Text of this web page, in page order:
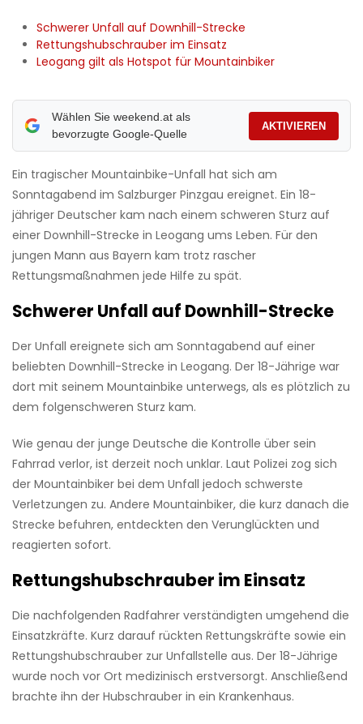
Schwerer Unfall auf Downhill-Strecke
Rettungshubschrauber im Einsatz
Leogang gilt als Hotspot für Mountainbiker
Wählen Sie weekend.at als
bevorzugte Google-Quelle
AKTIVIEREN
Ein tragischer Mountainbike-Unfall hat sich am
Sonntagabend im Salzburger Pinzgau ereignet. Ein 18-
jähriger Deutscher kam nach einem schweren Sturz auf
einer Downhill-Strecke in Leogang ums Leben. Für den
jungen Mann aus Bayern kam trotz rascher
Rettungsmaßnahmen jede Hilfe zu spät.
Schwerer Unfall auf Downhill-Strecke
Der Unfall ereignete sich am Sonntagabend auf einer
beliebten Downhill-Strecke in Leogang. Der 18-Jährige war
dort mit seinem Mountainbike unterwegs, als es plötzlich zu
dem folgenschweren Sturz kam.
Wie genau der junge Deutsche die Kontrolle über sein
Fahrrad verlor, ist derzeit noch unklar. Laut Polizei zog sich
der Mountainbiker bei dem Unfall jedoch schwerste
Verletzungen zu. Andere Mountainbiker, die kurz danach die
Strecke befuhren, entdeckten den Verunglückten und
reagierten sofort.
Rettungshubschrauber im Einsatz
Die nachfolgenden Radfahrer verständigten umgehend die
Einsatzkräfte. Kurz darauf rückten Rettungskräfte sowie ein
Rettungshubschrauber zur Unfallstelle aus. Der 18-Jährige
wurde noch vor Ort medizinisch erstversorgt. Anschließend
brachte ihn der Hubschrauber in ein Krankenhaus.